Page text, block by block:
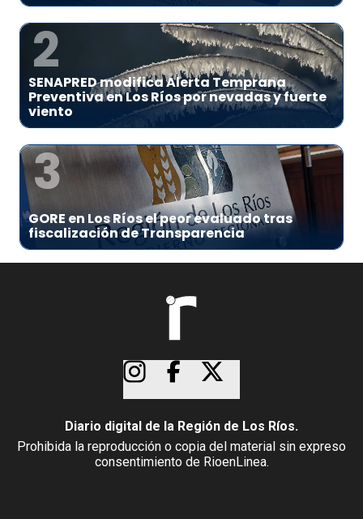
2
SENAPRED modifica Alerta Temprana
Preventiva en Los Ríos por nevadas y fuerte
viento
3
GORE en Los Ríos el peor evaluado tras
fiscalización de Transparencia
Diario digital de la Región de Los Ríos.
Prohibida la reproducción o copia del material sin expreso
consentimiento de RioenLinea.